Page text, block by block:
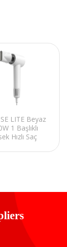
LITE Beyaz
1 Başlıklı
Hızlı Saç